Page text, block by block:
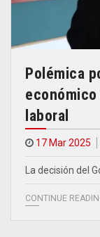
Polémica
laboral
17 Mar 2025
La decisión del
CONTINUE